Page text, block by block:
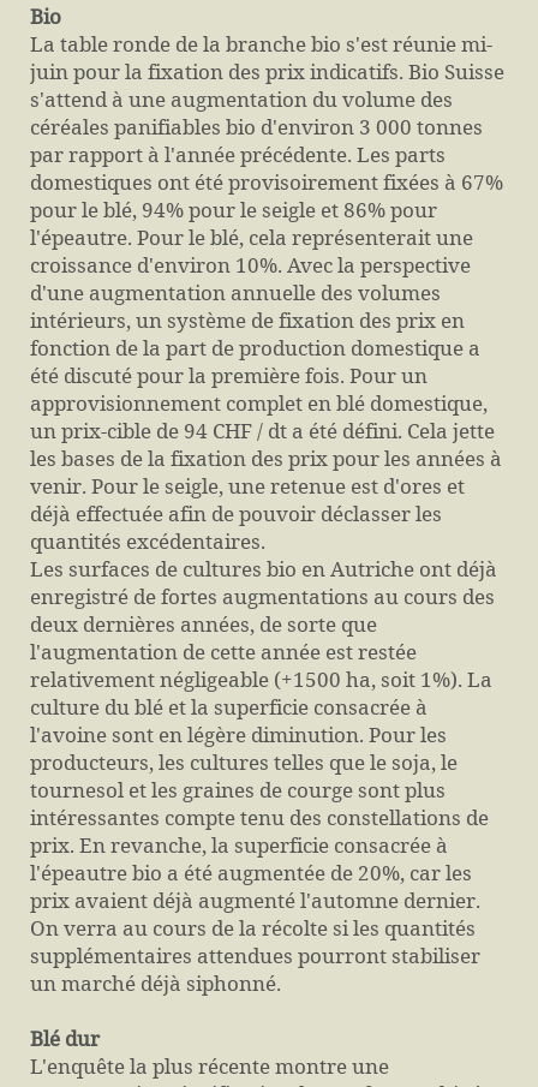
Bio
La table ronde de la branche bio s'est réunie mi-
juin pour la fixation des prix indicatifs. Bio Suisse
s'attend à une augmentation du volume des
céréales panifiables bio d'environ 3 000 tonnes
par rapport à l'année précédente. Les parts
domestiques ont été provisoirement fixées à 67%
pour le blé, 94% pour le seigle et 86% pour
l'épeautre. Pour le blé, cela représenterait une
croissance d'environ 10%. Avec la perspective
d'une augmentation annuelle des volumes
intérieurs, un système de fixation des prix en
fonction de la part de production domestique a
été discuté pour la première fois. Pour un
approvisionnement complet en blé domestique,
un prix-cible de 94 CHF / dt a été défini. Cela jette
les bases de la fixation des prix pour les années à
venir. Pour le seigle, une retenue est d'ores et
déjà effectuée afin de pouvoir déclasser les
quantités excédentaires.
Les surfaces de cultures bio en Autriche ont déjà
enregistré de fortes augmentations au cours des
deux dernières années, de sorte que
l'augmentation de cette année est restée
relativement négligeable (+1500 ha, soit 1%). La
culture du blé et la superficie consacrée à
l'avoine sont en légère diminution. Pour les
producteurs, les cultures telles que le soja, le
tournesol et les graines de courge sont plus
intéressantes compte tenu des constellations de
prix. En revanche, la superficie consacrée à
l'épeautre bio a été augmentée de 20%, car les
prix avaient déjà augmenté l'automne dernier.
On verra au cours de la récolte si les quantités
supplémentaires attendues pourront stabiliser
un marché déjà siphonné.
Blé dur
L'enquête la plus récente montre une